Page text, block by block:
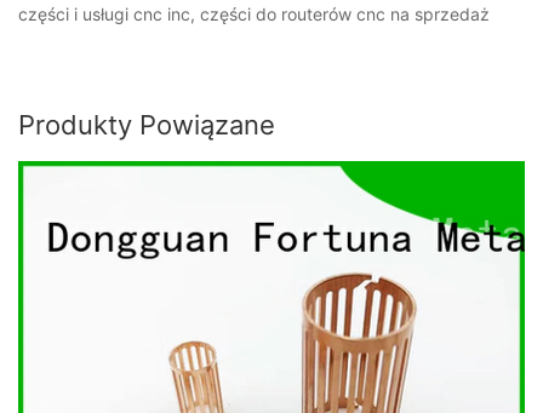
części i usługi cnc inc, części do routerów cnc na sprzedaż
Produkty Powiązane